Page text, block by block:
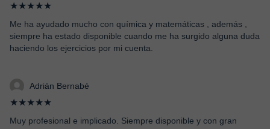
★★★★★
Me ha ayudado mucho con química y matemáticas , además ,
siempre ha estado disponible cuando me ha surgido alguna duda
haciendo los ejercicios por mi cuenta.
Adrián Bernabé
★★★★★
Muy profesional e implicado. Siempre disponible y con gran